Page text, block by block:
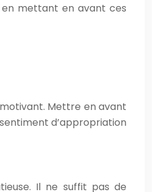
en mettant en avant ces
Mettre en avant
d’appropriation
Il ne suffit pas de